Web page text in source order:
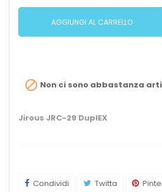
AGGIUNGI AL CARRELLO
 Non ci sono abbastanza
Jirous JRC-29 DuplEX
Condividi Twitta